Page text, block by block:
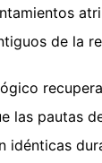
de la
las pautas
idénticas